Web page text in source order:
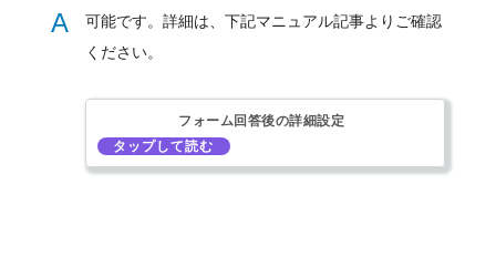
A
可能です。詳細は、下記マニュアル記事よりご確認
ください。
フォーム回答後の詳細設定